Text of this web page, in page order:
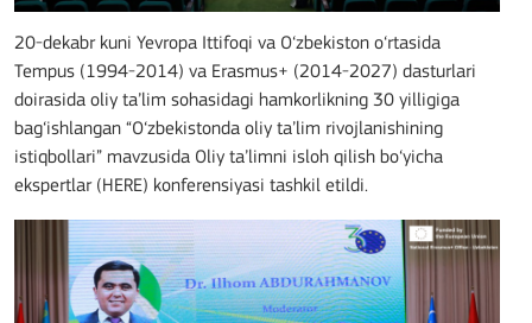
20-dekabr kuni Yevropa Ittifoqi va O‘zbekiston o‘rtasida
Tempus (1994-2014) va Erasmus+ (2014-2027) dasturlari
doirasida oliy ta’lim sohasidagi hamkorlikning 30 yilligiga
bag‘ishlangan “O‘zbekistonda oliy ta’lim rivojlanishining
istiqbollari” mavzusida Oliy ta’limni isloh qilish bo‘yicha
ekspertlar (HERE) konferensiyasi tashkil etildi.